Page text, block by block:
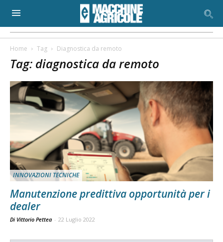
Home Tag Diagnostica da remoto
Tag: diagnostica da remoto
INNOVAZIONI TECNICHE
Manutenzione predittiva opportunità per i
dealer
Di Vittorio Pettea - 22 Luglio 2022